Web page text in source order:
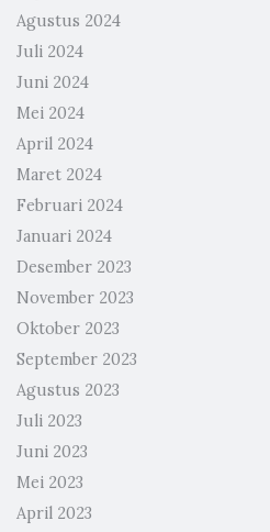
Agustus 2024
Juli 2024
Juni 2024
Mei 2024
April 2024
Maret 2024
Februari 2024
Januari 2024
Desember 2023
November 2023
Oktober 2023
September 2023
Agustus 2023
Juli 2023
Juni 2023
Mei 2023
April 2023